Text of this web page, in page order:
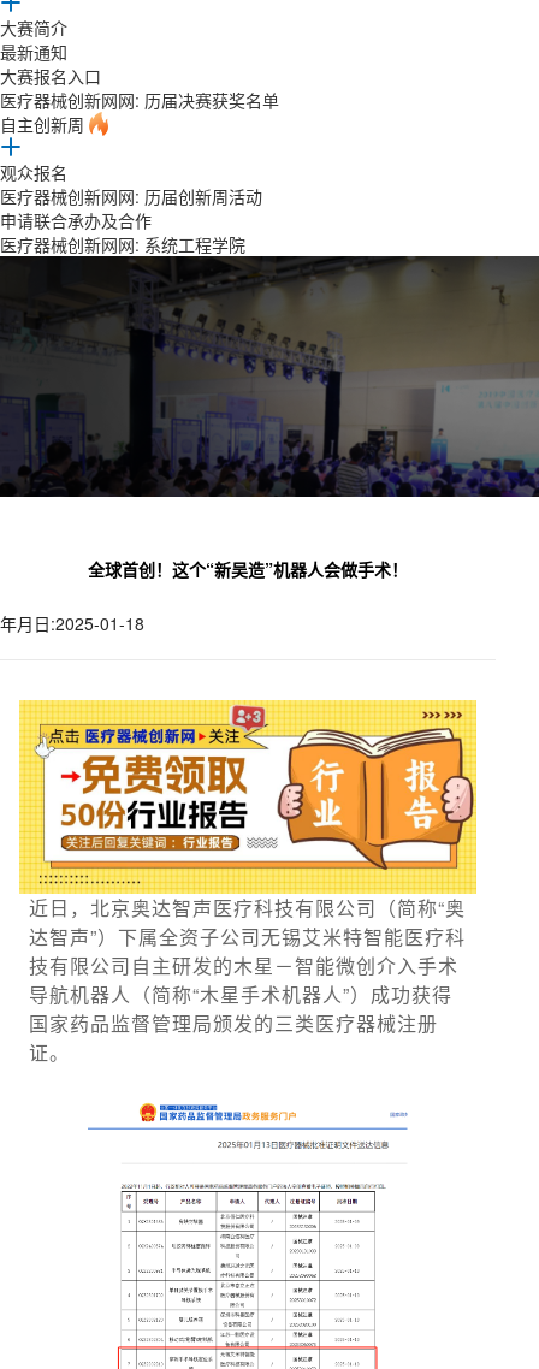
大赛简介
最新通知
大赛报名入口
医疗器械创新网网: 历届决赛获奖名单
自主创新周
观众报名
医疗器械创新网网: 历届创新周活动
申请联合承办及合作
医疗器械创新网网: 系统工程学院
全球首创！这个“新吴造”机器人会做手术！
年月日:2025-01-18
近日，北京奥达智声医疗科技有限公司（简称“奥
达智声”）下属全资子公司无锡艾米特智能医疗科
技有限公司自主研发的木星－智能微创介入手术
导航机器人（简称“木星手术机器人”）成功获得
国家药品监督管理局颁发的三类医疗器械注册
证。